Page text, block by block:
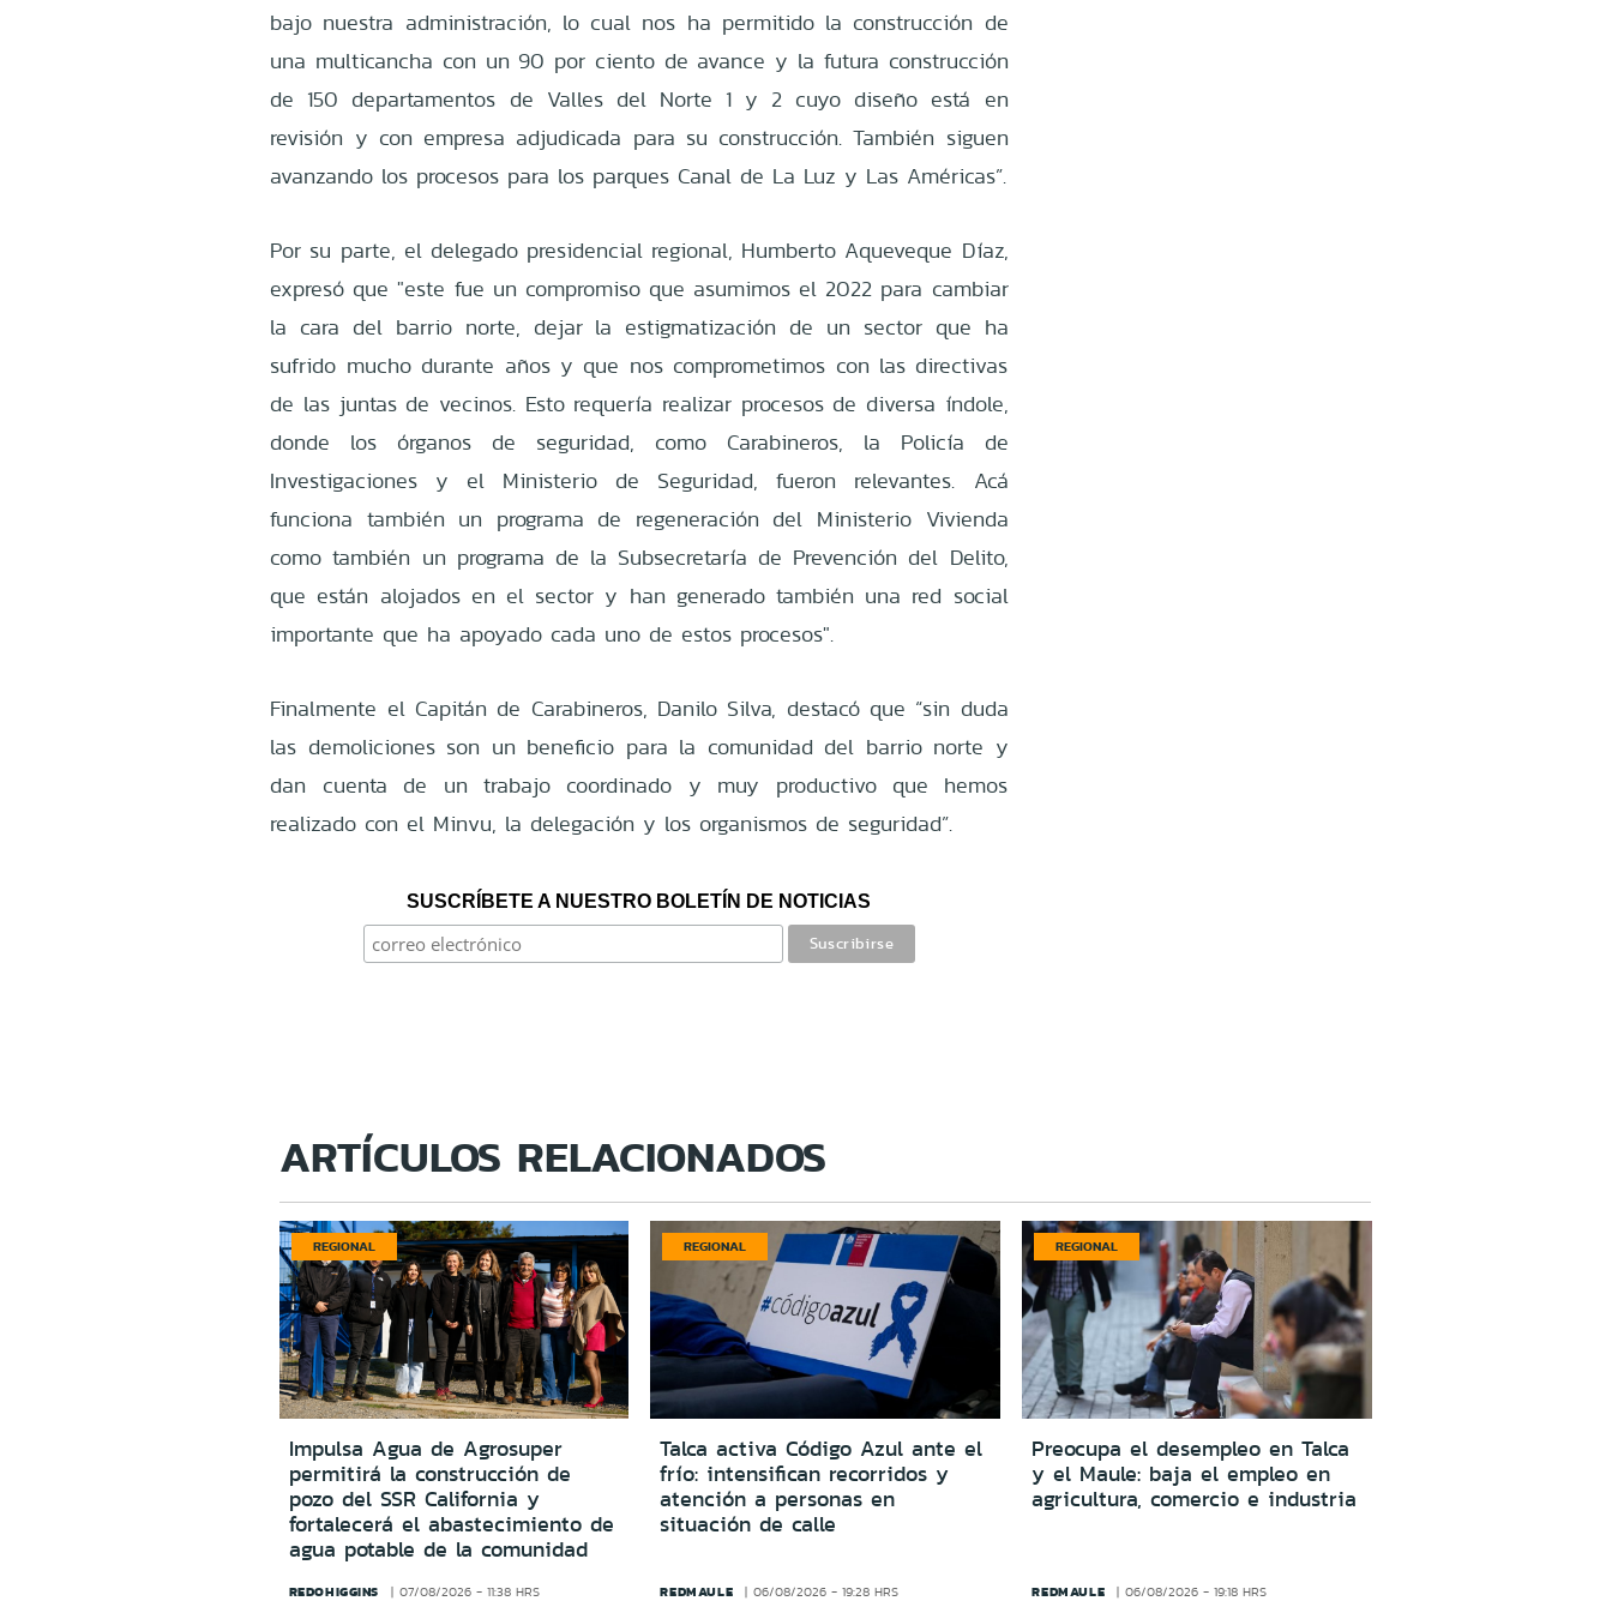
bajo nuestra administración, lo cual nos ha permitido la construcción de
una multicancha con un 90 por ciento de avance y la futura construcción
de 150 departamentos de Valles del Norte 1 y 2 cuyo diseño está en
revisión y con empresa adjudicada para su construcción. También siguen
avanzando los procesos para los parques Canal de La Luz y Las Américas”.
Por su parte, el delegado presidencial regional, Humberto Aqueveque Díaz,
expresó que "este fue un compromiso que asumimos el 2022 para cambiar
la cara del barrio norte, dejar la estigmatización de un sector que ha
sufrido mucho durante años y que nos comprometimos con las directivas
de las juntas de vecinos. Esto requería realizar procesos de diversa índole,
donde los órganos de seguridad, como Carabineros, la Policía de
Investigaciones y el Ministerio de Seguridad, fueron relevantes. Acá
funciona también un programa de regeneración del Ministerio Vivienda
como también un programa de la Subsecretaría de Prevención del Delito,
que están alojados en el sector y han generado también una red social
importante que ha apoyado cada uno de estos procesos".
Finalmente el Capitán de Carabineros, Danilo Silva, destacó que “sin duda
las demoliciones son un beneficio para la comunidad del barrio norte y
dan cuenta de un trabajo coordinado y muy productivo que hemos
realizado con el Minvu, la delegación y los organismos de seguridad”.
SUSCRÍBETE A NUESTRO BOLETÍN DE NOTICIAS
ARTÍCULOS RELACIONADOS
REGIONAL
Impulsa Agua de Agrosuper
permitirá la construcción de
pozo del SSR California y
fortalecerá el abastecimiento de
agua potable de la comunidad
REDOHIGGINS 07/08/2026 - 11:38 HRS
REGIONAL
Talca activa Código Azul ante el
frío: intensifican recorridos y
atención a personas en
situación de calle
REDMAULE 06/08/2026 - 19:28 HRS
REGIONAL
Preocupa el desempleo en Talca
y el Maule: baja el empleo en
agricultura, comercio e industria
REDMAULE 06/08/2026 - 19:18 HRS